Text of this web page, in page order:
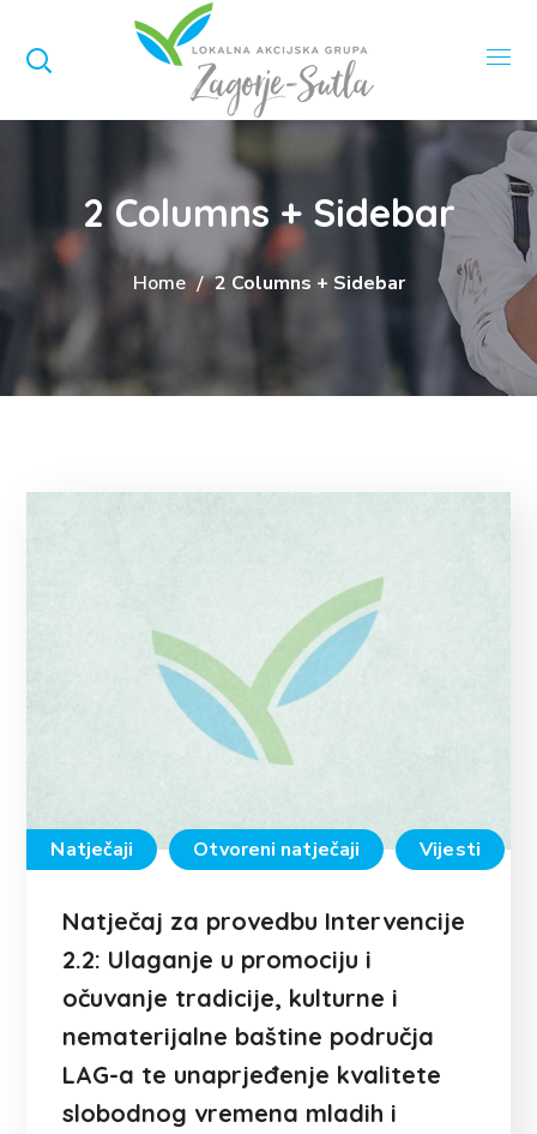
2 Columns + Sidebar
Home 2 Columns + Sidebar
Natječaji Otvoreni natječaji Vijesti
Natječaj za provedbu Intervencije
2.2: Ulaganje u promociju i
očuvanje tradicije, kulturne i
nematerijalne baštine područja
LAG-a te unaprjeđenje kvalitete
slobodnog vremena mladih i